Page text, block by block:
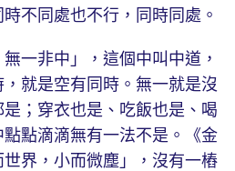
不同處也不行，同時同處。
非中」，這個中叫中道，
就是空有同時。無一就是沒
；穿衣也是、吃飯也是、喝
點滴滴無有一法不是。《金
界，小而微塵」，沒有一樁